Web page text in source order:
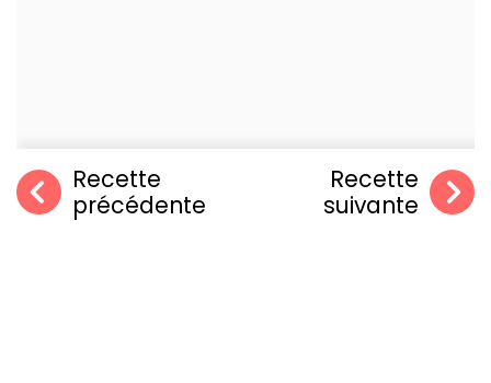
Recette
précédente
Recette
suivante